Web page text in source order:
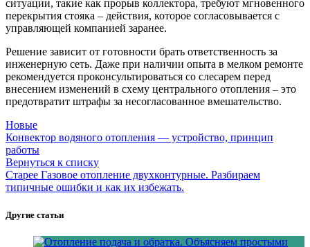
ситуации, такие как прорыв коллектора, требуют мгновенного
перекрытия стояка – действия, которое согласовывается с
управляющей компанией заранее.
Решение зависит от готовности брать ответственность за
инженерную сеть. Даже при наличии опыта в мелком ремонте
рекомендуется проконсультироваться со слесарем перед
внесением изменений в схему центрального отопления – это
предотвратит штрафы за несогласованное вмешательство.
Новые
Конвектор водяного отопления — устройство, принцип
работы
Вернуться к списку
Старее Газовое отопление двухконтурные. Разбираем
типичные ошибки и как их избежать.
Другие статьи